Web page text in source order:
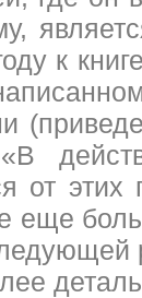
к
от
еще